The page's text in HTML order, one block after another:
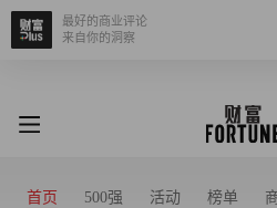
最好的商业评论
来自你的洞察
首页 500强 活动 榜单